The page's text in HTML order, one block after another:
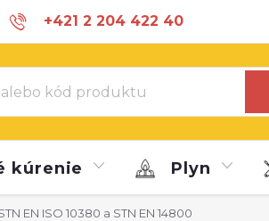
+421 2 204 422 40
info@marroy.com
kúrenie Plyn
EN ISO 10380 a STN EN 14800